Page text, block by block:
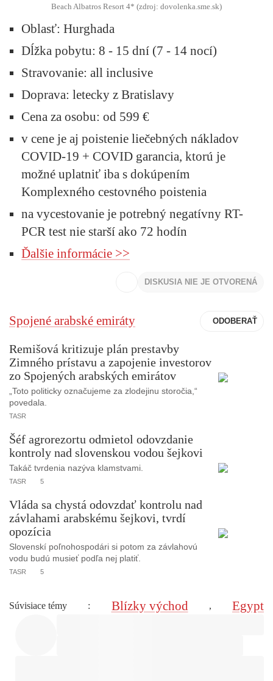
Beach Albatros Resort 4* (zdroj: dovolenka.sme.sk)
Oblasť: Hurghada
Dĺžka pobytu: 8 - 15 dní (7 - 14 nocí)
Stravovanie: all inclusive
Doprava: letecky z Bratislavy
Cena za osobu: od 599 €
v cene je aj poistenie liečebných nákladov
COVID-19 + COVID garancia, ktorú je
možné uplatniť iba s dokúpením
Komplexného cestovného poistenia
na vycestovanie je potrebný negatívny RT-
PCR test nie starší ako 72 hodín
Ďalšie informácie >>
DISKUSIA NIE JE OTVORENÁ
Spojené arabské emiráty
Remišová kritizuje plán prestavby
Zimného prístavu a zapojenie investorov
zo Spojených arabských emirátov
„Toto politicky označujeme za zlodejinu storočia,“
povedala.
TASR
Šéf agrorezortu odmietol odovzdanie
kontroly nad slovenskou vodou šejkovi
Takáč tvrdenia nazýva klamstvami.
TASR 5
Vláda sa chystá odovzdať kontrolu nad
závlahami arabskému šejkovi, tvrdí
opozícia
Slovenskí poľnohospodári si potom za závlahovú
vodu budú musieť podľa nej platiť.
TASR 5
Súvisiace témy : Blízky východ , Egypt